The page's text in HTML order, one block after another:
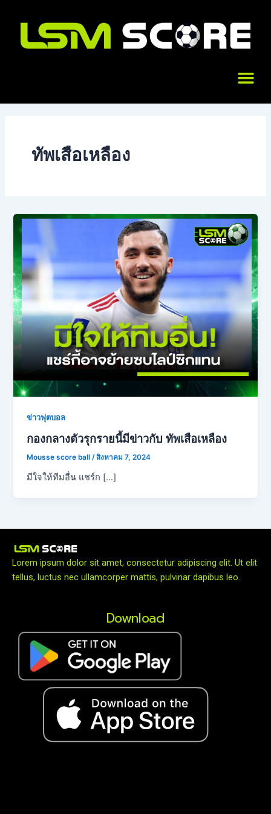
ทัพเสือเหลือง
ข่าวฟุตบอล
กองกลางตัวรุกรายนี้มีข่าวกับ ทัพเสือเหลือง
Mousse score ball/สิงหาคม 7, 2024
มีใจให้ทีมอื่น แชร์ก […]
Lorem ipsum dolor sit amet, consectetur adipiscing elit. Ut elit
tellus, luctus nec ullamcorper mattis, pulvinar dapibus leo.
Download